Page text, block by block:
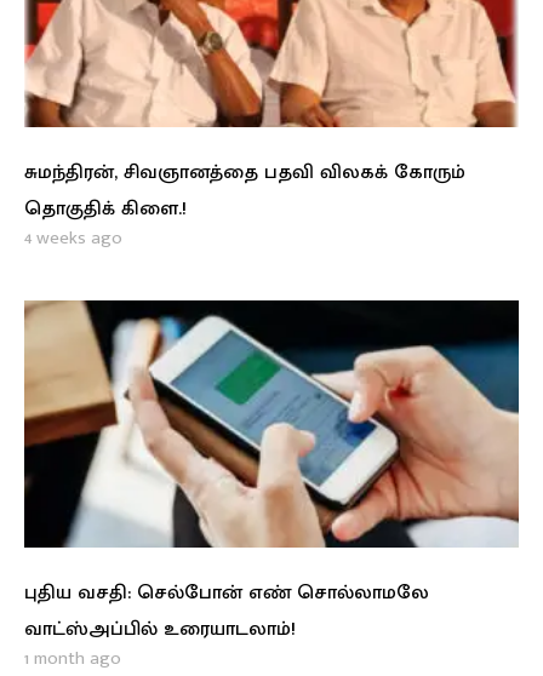
சுமந்திரன், சிவஞானத்தை பதவி விலகக் கோரும்
தொகுதிக் கிளை.!
4 weeks ago
புதிய வசதி: செல்போன் எண் சொல்லாமலே
வாட்ஸ்அப்பில் உரையாடலாம்!
1 month ago